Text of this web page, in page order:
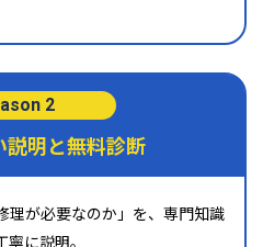
2
説明と無料診断
理が必要なのか」を、専門知識
に説明。